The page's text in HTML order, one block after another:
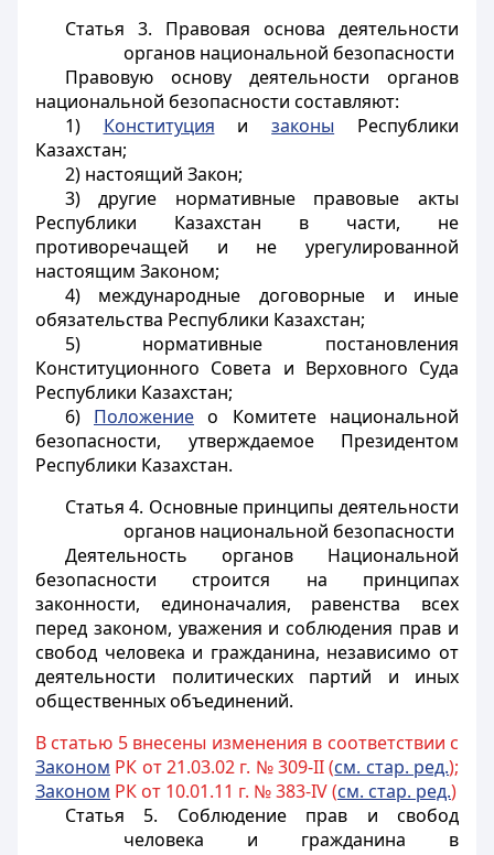
Статья 3. Правовая основа деятельности
органов национальной безопасности
Правовую основу деятельности органов
национальной безопасности составляют:
1) Конституция изаконы Республики
Казахстан;
2) настоящий Закон;
3) другие нормативные правовые акты
Республики Казахстан в части, не
противоречащей и не урегулированной
настоящим Законом;
4) международные договорные и иные
обязательства Республики Казахстан;
5) нормативные постановления
Конституционного Совета и Верховного Суда
Республики Казахстан;
6) Положение о Комитете национальной
безопасности, утверждаемое Президентом
Республики Казахстан.
Статья 4. Основные принципы деятельности
органов национальной безопасности
Деятельность органов Национальной
безопасности строится на принципах
законности, единоначалия, равенства всех
перед законом, уважения и соблюдения прав и
свобод человека и гражданина, независимо от
деятельности политических партий и иных
общественных объединений.
В статью 5 внесены изменения в соответствии с
Законом РК от 21.03.02 г. № 309-II (см. стар. ред.);
Законом РК от 10.01.11 г. № 383-IV (см. стар. ред.)
Статья 5. Соблюдение прав и свобод
человека и гражданина в